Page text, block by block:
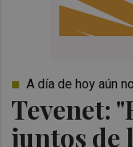
Tevenet:
juntos de
A día de hoy aún